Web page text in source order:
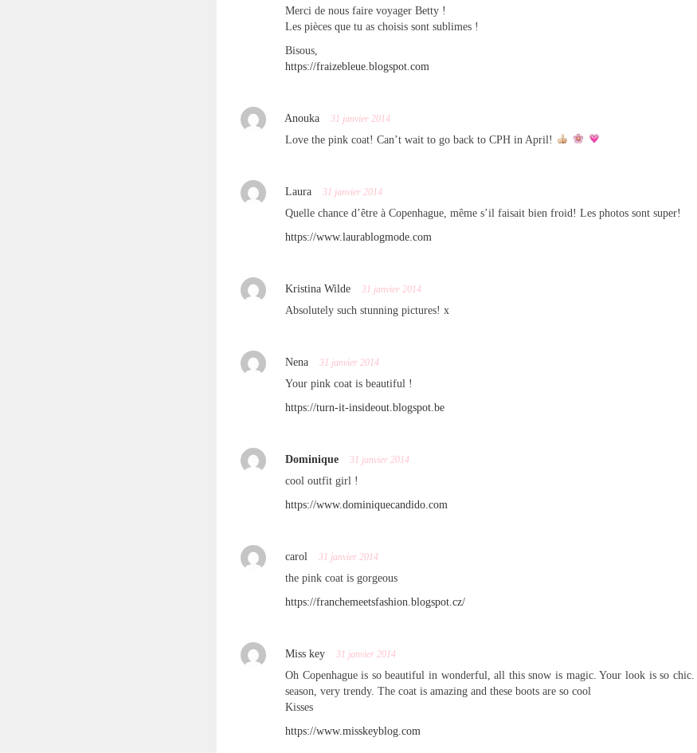
Merci de nous faire voyager Betty !
Les pièces que tu as choisis sont sublimes !
Bisous,
https://fraizebleue.blogspot.com
Anouka 31 janvier 2014
Love the pink coat! Can’t wait to go back to CPH in April!
Laura 31 janvier 2014
Quelle chance d’être à Copenhague, même s’il faisait bien froid! Les photos sont super!
https://www.laurablogmode.com
Kristina Wilde 31 janvier 2014
Absolutely such stunning pictures! x
Nena 31 janvier 2014
Your pink coat is beautiful !
https://turn-it-insideout.blogspot.be
Dominique 31 janvier 2014
cool outfit girl !
https://www.dominiquecandido.com
carol 31 janvier 2014
the pink coat is gorgeous
https://franchemeetsfashion.blogspot.cz/
Miss key 31 janvier 2014
Oh Copenhague is so beautiful in wonderful, all this snow is magic. Your look is so
season, very trendy. The coat is amazing and these boots are so cool
Kisses
https://www.misskeyblog.com